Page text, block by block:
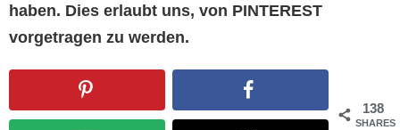
haben. Dies erlaubt uns, von PINTEREST
vorgetragen zu werden.
138
SHARES